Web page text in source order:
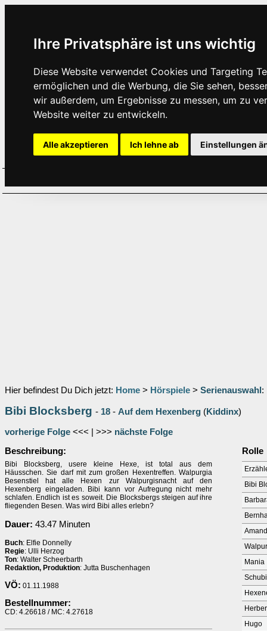
Ihre Privatsphäre ist uns wichtig
Diese Website verwendet Cookies und Targeting
ermöglichen und die Werbung, die Sie sehen,
wir außerdem, um Ergebnisse zu messen, um zu
Website weiter zu entwickeln.
Alle akzeptieren Ich lehne ab Einstellungen
Hier befindest Du Dich jetzt: Home > Hörspiele > Serienauswahl :
Bibi Blocksberg - 18 - Auf dem Hexenberg (Kiddinx)
vorherige Folge <<< | >>> nächste Folge
Beschreibung:
Bibi Blocksberg, usere kleine Hexe, ist total aus dem
Häusschen. Sie darf mit zum großen Hexentreffen. Walpurgia
Besenstiel hat alle Hexen zur Walpurgisnacht auf den
Hexenberg eingeladen. Bibi kann vor Aufregung nicht mehr
schlafen. Endlich ist es soweit. Die Blocksbergs steigen auf ihre
fliegenden Besen. Was wird Bibi alles erlebn?
Dauer: 43.47 Minuten
Buch: Elfie Donnelly
Regie: Ulli Herzog
Ton: Walter Scheerbarth
Redaktion, Produktion: Jutta Buschenhagen
VÖ: 01.11.1988
Bestellnummer:
CD: 4.26618 / MC: 4.27618
Rolle
Bibi
Mania
Hugo